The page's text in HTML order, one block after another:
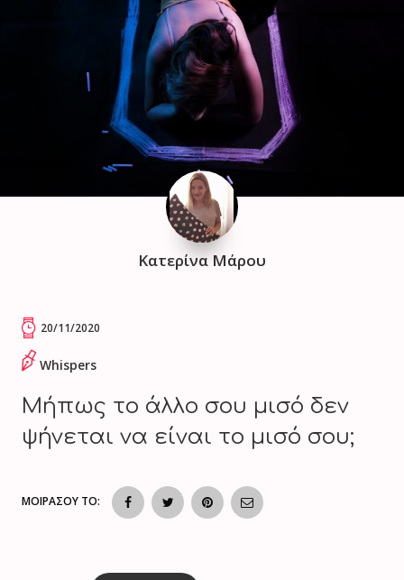
Κατερίνα Μάρου
20/11/2020
Whispers
Μήπως το άλλο σου μισό δεν
ψήνεται να είναι το μισό σου;
ΜΟΙΡΑΣΟΥ ΤΟ: